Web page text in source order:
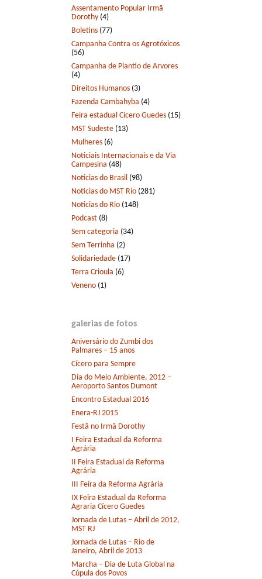
Assentamento Popular Irmã
Dorothy (4)
Boletins (77)
Campanha Contra os Agrotóxicos
(56)
Campanha de Plantio de Arvores
(4)
Direitos Humanos (3)
Fazenda Cambahyba (4)
Feira estadual Cícero Guedes (15)
MST Sudeste (13)
Mulheres (6)
Notíciais Internacionais e da Via
Campesina (48)
Notícias do Brasil (98)
Notícias do MST Rio (281)
Notícias do Rio (148)
Podcast (8)
Sem categoria (34)
Sem Terrinha (2)
Solidariedade (17)
Terra Crioula (6)
Veneno (1)
galerias de fotos
Aniversário do Zumbi dos
Palmares – 15 anos
Cícero para Sempre
Dia do Meio Ambiente, 2012 –
Aeroporto Santos Dumont
Encontro Estadual 2016
Enera-RJ 2015
Festã no Irmã Dorothy
I Feira Estadual da Reforma
Agrária
II Feira Estadual da Reforma
Agrária
III Feira da Reforma Agrária
IX Feira Estadual da Reforma
Agraria Cícero Guedes
Jornada de Lutas – Abril de 2012,
MST RJ
Jornada de Lutas – Rio de
Janeiro, Abril de 2013
Marcha – Dia de Luta Global na
Cúpula dos Povos